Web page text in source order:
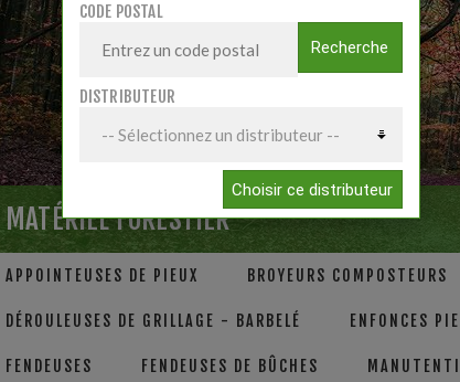
MATÉRIEL FORESTIER
APPOINTEUSES DE PIEUX BROYEURS COMPOSTEURS
DÉROULEUSES DE GRILLAGE - BARBELÉ ENFONCES
FENDEUSES FENDEUSES DE BÛCHES
CODE POSTAL
Recherche
DISTRIBUTEUR
Choisir ce distributeur